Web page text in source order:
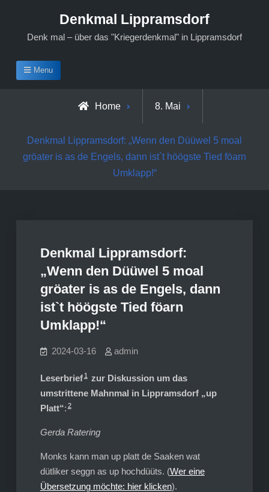
content
Denkmal Lippramsdorf
Denk mal – über das "Kriegerdenkmal" in Lippramsdorf
Menu
Home 8. Mai
Denkmal Lippramsdorf: „Wenn den Düüwel 5 moal
gröater is as de Engels, dann ist`t höögste Tied föarn
Umklapp!“
Denkmal Lippramsdorf:
„Wenn den Düüwel 5 moal
gröater is as de Engels, dann
ist`t höögste Tied föarn
Umklapp!“
2024-03-16 admin
Leserbrief 1
zur Diskussion um das
umstrittene Mahnmal in Lippramsdorf „up
Platt“: 2
Gerda Ratering
Monks kann man up platt de Saaken wat
dütliker seggn as up hochdüüts. (Wer eine
Übersetzung möchte: hier klicken).